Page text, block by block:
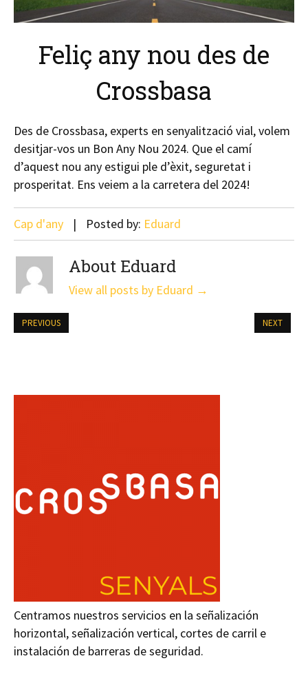
Feliç any nou des de
Crossbasa
Des de Crossbasa, experts en senyalització vial, volem
desitjar-vos un Bon Any Nou 2024. Que el camí
d’aquest nou any estigui ple d’èxit, seguretat i
prosperitat. Ens veiem a la carretera del 2024!
Cap d'any Posted by: Eduard
About Eduard
View all posts by Eduard →
PREVIOUS NEXT
Centramos nuestros servicios en la señalización
horizontal, señalización vertical, cortes de carril e
instalación de barreras de seguridad.